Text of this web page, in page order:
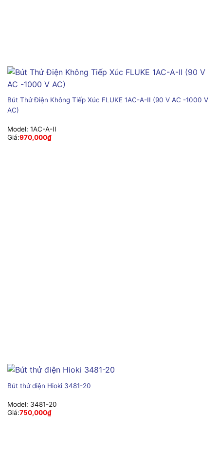
Bút Thử Điện Không Tiếp Xúc FLUKE 1AC-A-II (90 V AC -1000 V
AC)
Model: 1AC-A-II
Giá:970,000₫
Bút thử điện Hioki 3481-20
Model: 3481-20
Giá:750,000₫